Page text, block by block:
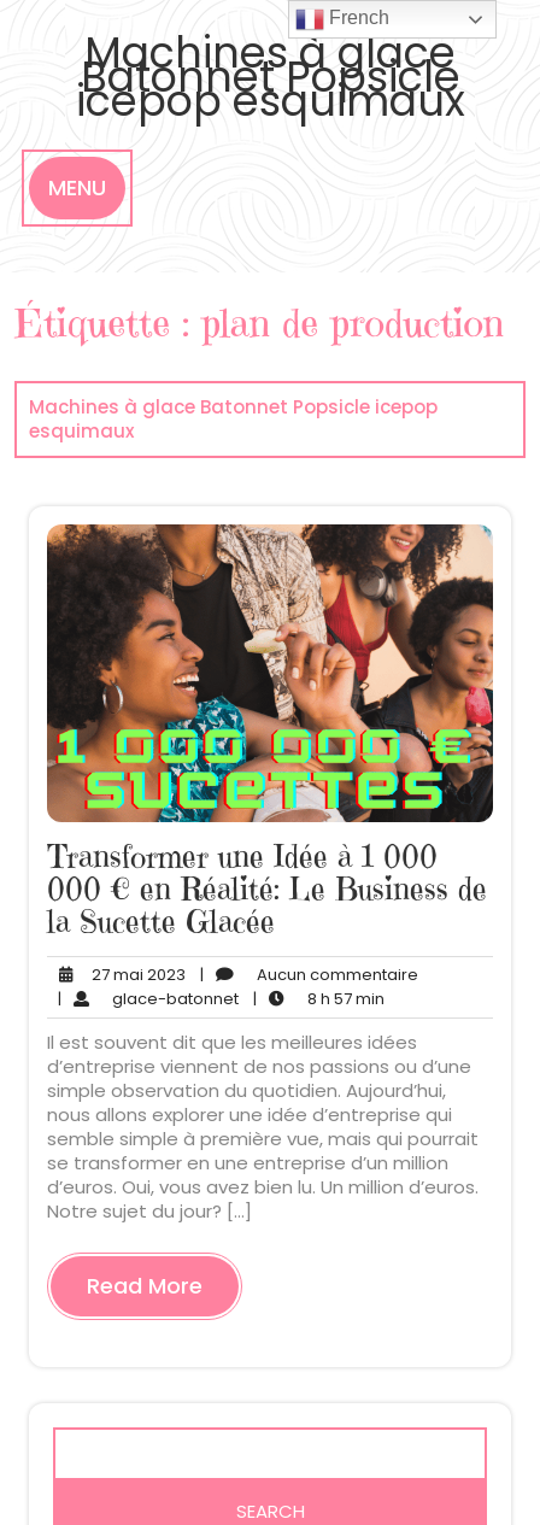
Machines à glace
Batonnet Popsicle
icepop esquimaux
MENU
Étiquette :plan de production
Machines à glace Batonnet Popsicle icepop
esquimaux
Transformer une Idée à 1 000
000 € en Réalité: Le Business de
la Sucette Glacée
27 mai 2023 27
mai
2023
| Aucun commentaire
| glace-batonnetglace-
batonnet
| 8 h 57 min
h
57
min
Il est souvent dit que les meilleures idées
d’entreprise viennent de nos passions ou d’une
simple observation du quotidien. Aujourd’hui,
nous allons explorer une idée d’entreprise qui
semble simple à première vue, mais qui pourrait
se transformer en une entreprise d’un million
d’euros. Oui, vous avez bien lu. Un million d’euros.
Notre sujet du jour? […]
Read More
French